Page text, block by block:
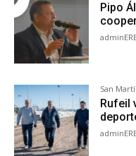
Pipo
San
Rufeil